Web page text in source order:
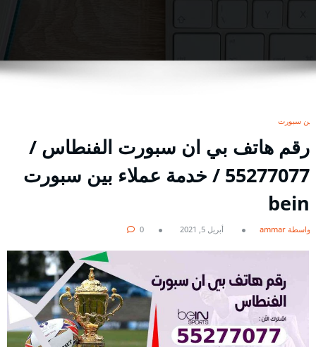
بين سبورت
رقم هاتف بي ان سبورت الفنطاس /
55277077 / خدمة عملاء بين سبورت
bein
بواسطة ammar أبريل 5, 2021 0